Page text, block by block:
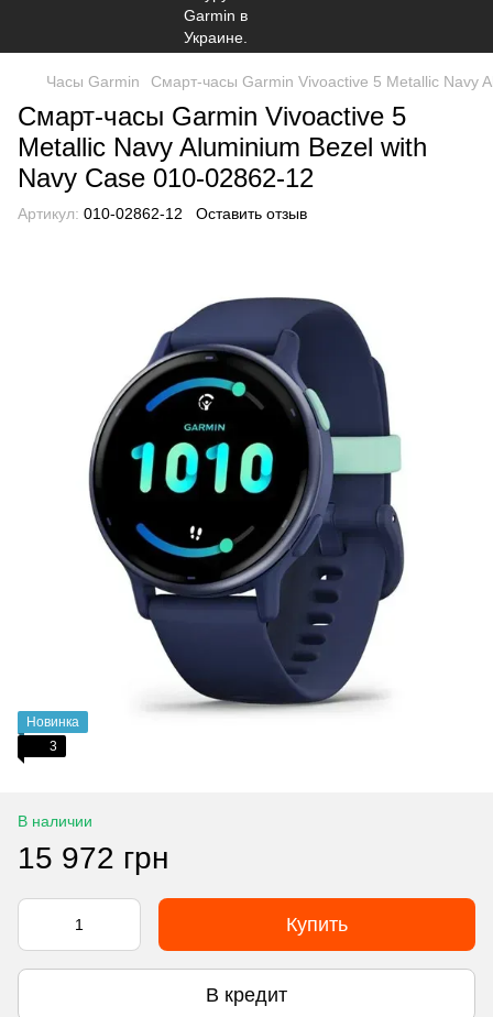
Часы Garmin Смарт-часы Garmin Vivoactive 5 Metallic Navy
Смарт-часы Garmin Vivoactive 5
Metallic Navy Aluminium Bezel with
Navy Case 010-02862-12
Артикул: 010-02862-12 Оставить отзыв
Новинка
3
В наличии
15 972 грн
Купить
В кредит